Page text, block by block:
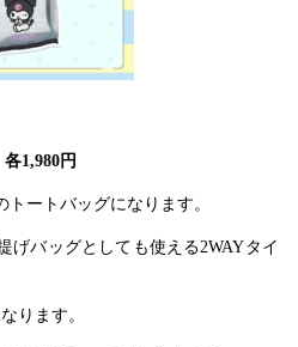
1,980円
ートバッグになります。
げバッグとしても使える2WAYタイ
ります。